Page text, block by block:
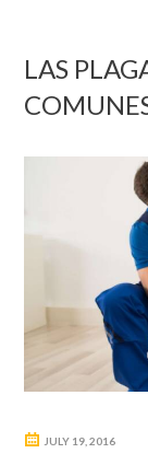
LAS
JULY 19, 2016